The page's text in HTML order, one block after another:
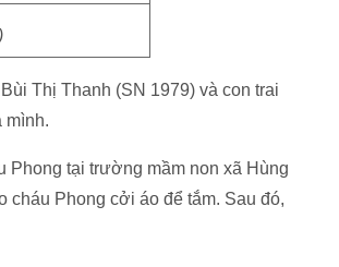
Thị Thanh (SN 1979) và con trai
mình.
tại trường mầm non xã Hùng
cháu Phong cởi áo để tắm. Sau đó,